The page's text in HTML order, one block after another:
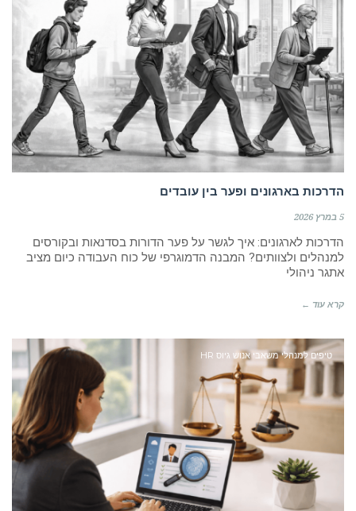
הדרכות בארגונים ופער בין עובדים
5 במרץ 2026
הדרכות לארגונים: איך לגשר על פער הדורות בסדנאות ובקורסים
למנהלים ולצוותים? המבנה הדמוגרפי של כוח העבודה כיום מציב
אתגר ניהולי
קרא עוד ←
טיפים למנהלי משאבי אנוש גיוס HR